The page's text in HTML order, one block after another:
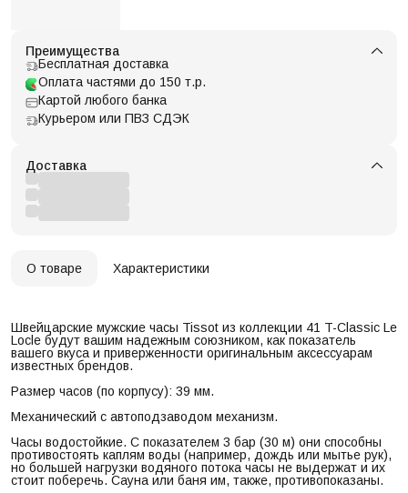
Преимущества
Бесплатная доставка
Оплата частями до 150 т.р.
Картой любого банка
Курьером или ПВЗ СДЭК
Доставка
О товаре Характеристики
Швейцарские мужские часы Tissot из коллекции 41 T-Classic Le
Locle будут вашим надежным союзником, как показатель
вашего вкуса и приверженности оригинальным аксессуарам
известных брендов.
Размер часов (по корпусу): 39 мм.
Механический с автоподзаводом механизм.
Часы водостойкие. С показателем 3 бар (30 м) они способны
противостоять каплям воды (например, дождь или мытье рук),
но большей нагрузки водяного потока часы не выдержат и их
стоит поберечь. Сауна или баня им, также, противопоказаны.